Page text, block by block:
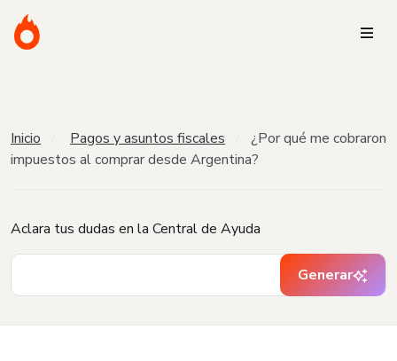
Inicio Pagos y asuntos fiscales
¿Por qué me cobraron
impuestos al comprar desde Argentina?
Aclara tus dudas en la Central de Ayuda
Generar